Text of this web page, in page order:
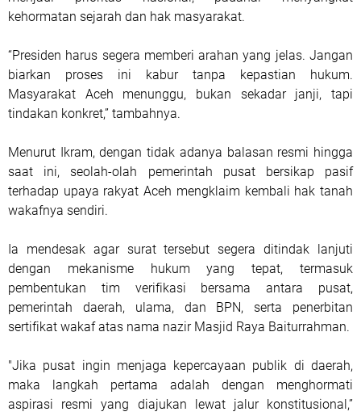
kehormatan sejarah dan hak masyarakat.
“Presiden harus segera memberi arahan yang jelas. Jangan
biarkan proses ini kabur tanpa kepastian hukum.
Masyarakat Aceh menunggu, bukan sekadar janji, tapi
tindakan konkret,” tambahnya.
Menurut Ikram, dengan tidak adanya balasan resmi hingga
saat ini, seolah-olah pemerintah pusat bersikap pasif
terhadap upaya rakyat Aceh mengklaim kembali hak tanah
wakafnya sendiri.
Ia mendesak agar surat tersebut segera ditindak lanjuti
dengan mekanisme hukum yang tepat, termasuk
pembentukan tim verifikasi bersama antara pusat,
pemerintah daerah, ulama, dan BPN, serta penerbitan
sertifikat wakaf atas nama nazir Masjid Raya Baiturrahman.
"Jika pusat ingin menjaga kepercayaan publik di daerah,
maka langkah pertama adalah dengan menghormati
aspirasi resmi yang diajukan lewat jalur konstitusional,”